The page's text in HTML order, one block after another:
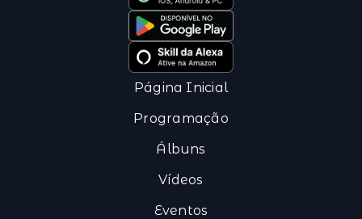
Página Inicial
Programação
Álbuns
Vídeos
Eventos